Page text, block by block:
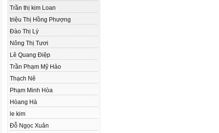
Trần thị kim Loan
triệu Thị Hồng Phượng
Đào Thị Lý
Nông Thị Tươi
Lê Quang Điệp
Trần Phạm Mỹ Hảo
Thạch Nê
Phạm Minh Hòa
Hòang Hà
le kim
Đỗ Ngọc Xuân